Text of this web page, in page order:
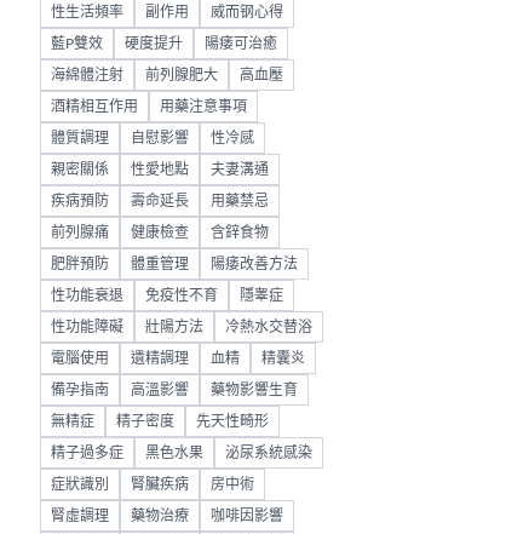
性生活頻率 副作用 威而钢心得
藍P雙效 硬度提升 陽痿可治癒
海綿體注射 前列腺肥大 高血壓
酒精相互作用 用藥注意事項
體質調理 自慰影響 性冷感
親密關係 性愛地點 夫妻溝通
疾病預防 壽命延長 用藥禁忌
前列腺痛 健康檢查 含鋅食物
肥胖預防 體重管理 陽痿改善方法
性功能衰退 免疫性不育 隱睾症
性功能障礙 壯陽方法 冷熱水交替浴
電腦使用 遺精調理 血精 精囊炎
備孕指南 高溫影響 藥物影響生育
無精症 精子密度 先天性畸形
精子過多症 黑色水果 泌尿系統感染
症狀識別 腎臟疾病 房中術
腎虛調理 藥物治療 咖啡因影響